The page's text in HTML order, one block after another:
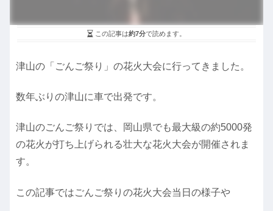
この記事は約7分で読めます。
津山の「ごんご祭り」の花火大会に行ってきました。
数年ぶりの津山に車で出発です。
津山のごんご祭りでは、岡山県でも最大級の約5000発
の花火が打ち上げられる壮大な花火大会が開催されま
す。
この記事ではごんご祭りの花火大会当日の様子や